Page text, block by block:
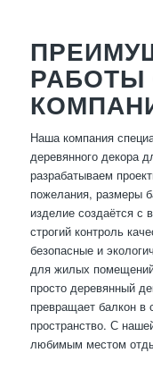
РАБОТЫ
Наша компания
деревянного декора
разрабатываем
пожелания, размеры
изделие создаётся с
строгий контроль
безопасные и
для жилых
просто деревянный
превращает балкон в
пространство. С
любимым местом